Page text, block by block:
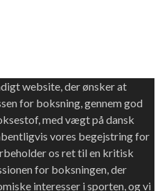
website, der ønsker at
for boksning, gennem god
med vægt på dansk
vores begejstring for
os ret til en kritisk
for boksningen, der
interesser i sporten, og vi